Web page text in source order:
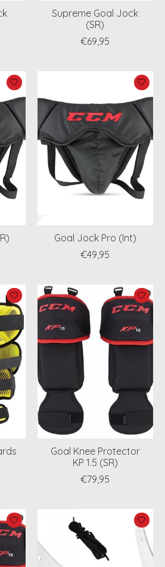
Supreme Goal Jock
(SR)
€69,95
Goal Jock Pro (Int)
€49,95
Goal Knee Protector
KP 1.5 (SR)
€79,95